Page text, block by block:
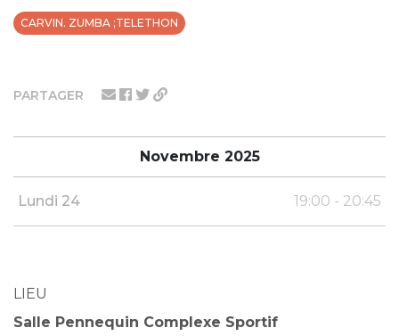
PARTAGER
Novembre 2025
Lundi 24 19:00 - 20:45
LIEU
Salle Pennequin Complexe Sportif
CARVIN. ZUMBA ;TELETHON